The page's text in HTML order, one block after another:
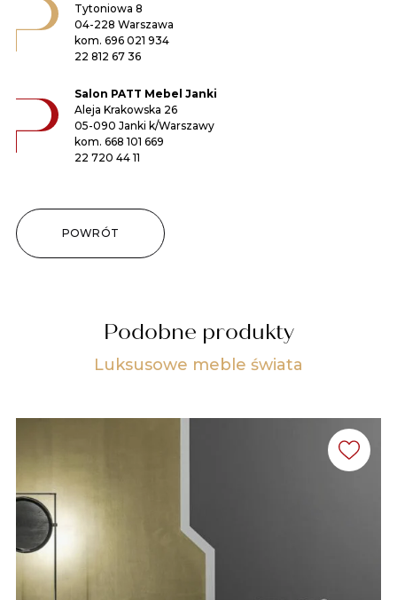
Tytoniowa 8
04-228 Warszawa
kom. 696 021 934
22 812 67 36
Salon PATT Mebel Janki
Aleja Krakowska 26
05-090 Janki k/Warszawy
kom. 668 101 669
22 720 44 11
POWRÓT
Podobne produkty
Luksusowe meble świata